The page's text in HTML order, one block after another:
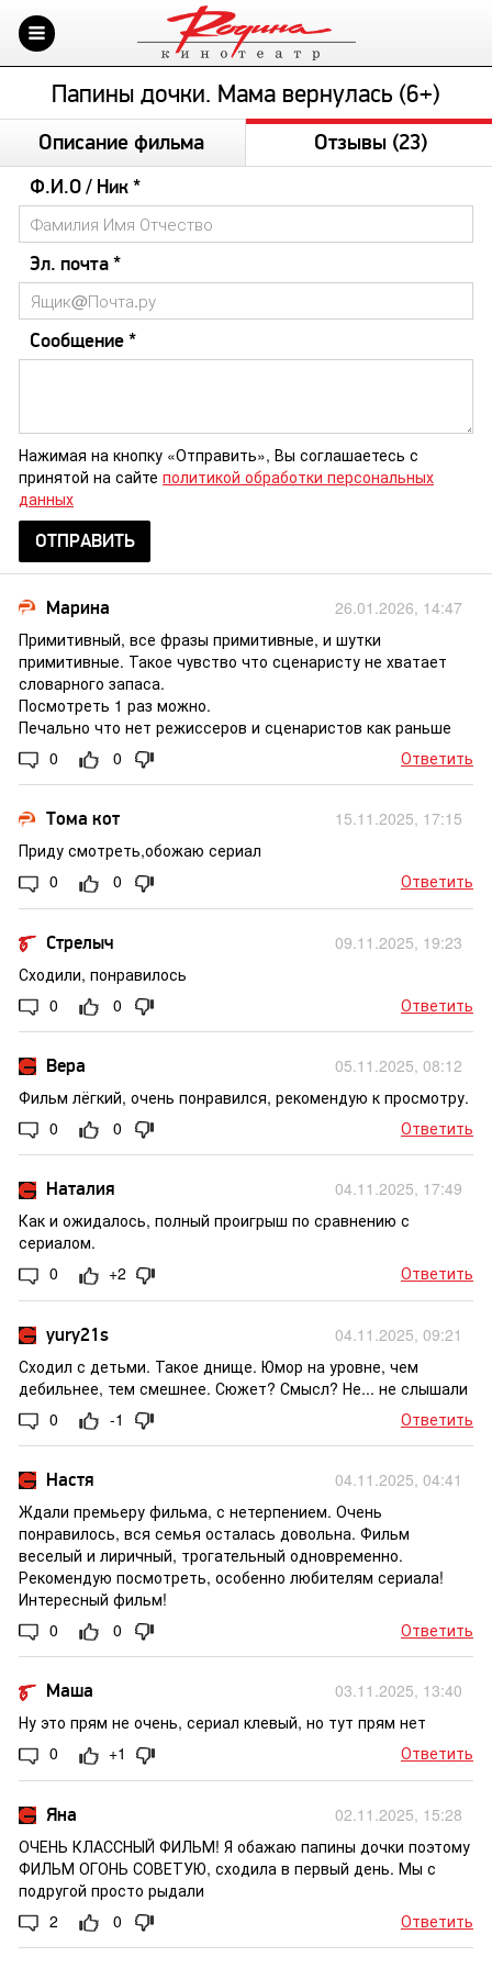
Папины дочки. Мама вернулась (6+)
Описание фильма Отзывы (23)
Ф.И.О / Ник *
Эл. почта *
Сообщение *
Нажимая на кнопку «Отправить», Вы соглашаетесь с
принятой на сайте политикой обработки персональных
данных
ОТПРАВИТЬ
Марина
26.01.2026, 14:47
Примитивный, все фразы примитивные, и шутки
примитивные. Такое чувство что сценаристу не хватает
словарного запаса.
Посмотреть 1 раз можно.
Печально что нет режиссеров и сценаристов как раньше
0
0 Ответить
Тома кот
15.11.2025, 17:15
Приду смотреть,обожаю сериал
0
0 Ответить
Стрелыч
09.11.2025, 19:23
Сходили, понравилось
0
0 Ответить
Вера
05.11.2025, 08:12
Фильм лёгкий, очень понравился, рекомендую к просмотру.
0
0 Ответить
Наталия
04.11.2025, 17:49
Как и ожидалось, полный проигрыш по сравнению с
сериалом.
0
+2 Ответить
yury21s
04.11.2025, 09:21
Сходил с детьми. Такое днище. Юмор на уровне, чем
дебильнее, тем смешнее. Сюжет? Смысл? Не... не слышали
0
-1 Ответить
Настя
04.11.2025, 04:41
Ждали премьеру фильма, с нетерпением. Очень
понравилось, вся семья осталась довольна. Фильм
веселый и лиричный, трогательный одновременно.
Рекомендую посмотреть, особенно любителям сериала!
Интересный фильм!
0
0 Ответить
Маша
03.11.2025, 13:40
Ну это прям не очень, сериал клевый, но тут прям нет
0
+1 Ответить
Яна
02.11.2025, 15:28
ОЧЕНЬ КЛАССНЫЙ ФИЛЬМ! Я обажаю папины дочки поэтому
ФИЛЬМ ОГОНЬ СОВЕТУЮ, сходила в первый день. Мы с
подругой просто рыдали
2
0 Ответить